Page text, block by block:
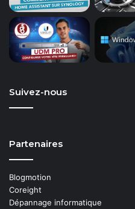
Suivez-nous
Partenaires
Blogmotion
Coreight
Dépannage informatique